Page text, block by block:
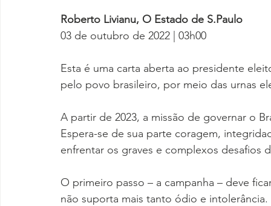
Roberto Livianu, O Estado de S.Paulo
03 de outubro de 2022 | 03h00
Esta é uma carta aberta ao presidente
pelo povo brasileiro, por meio das urnas
A partir de 2023, a missão de governar o
Espera-se de sua parte coragem,
enfrentar os graves e complexos desafios
O primeiro passo – a campanha – deve
não suporta mais tanto ódio e